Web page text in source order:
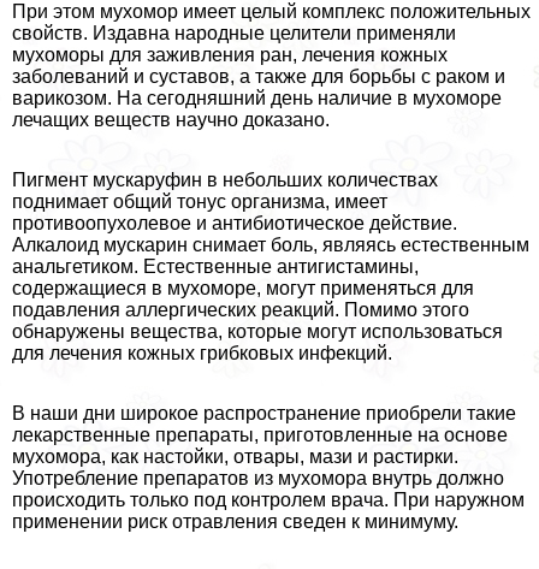
При этом мухомор имеет целый комплекс положительных
свойств. Издавна народные целители применяли
мухоморы для заживления ран, лечения кожных
заболеваний и суставов, а также для борьбы с paком и
варикозом. На сегодняшний день наличие в мухоморе
лечащих веществ научно доказано.
Пигмент мускаруфин в небольших количествах
поднимает общий тонус организма, имеет
противоопухолевое и антибиотическое действие.
Алкалоид мускарин снимает боль, являясь естественным
aнaльгетиком. Естественные антигистамины,
содержащиеся в мухоморе, могут применяться для
подавления аллергических реакций. Помимо этого
обнаружены вещества, которые могут использоваться
для лечения кожных грибковых инфекций.
В наши дни широкое распространение приобрели такие
лекарственные препараты, приготовленные на основе
мухомора, как настойки, отвары, мази и растирки.
Употрeбление препаратов из мухомора внутрь должно
происходить только под контролем врача. При наружном
применении риск отравления сведен к минимуму.